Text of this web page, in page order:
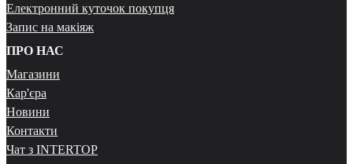
Електронний куточок покупця
Запис на макіяж
ПРО НАС
Магазини
Кар'єра
Новини
Контакти
Чат з INTERTOP